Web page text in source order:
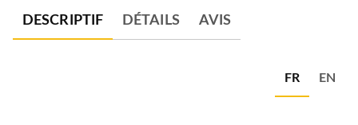
DESCRIPTIF DÉTAILS AVIS
FR EN